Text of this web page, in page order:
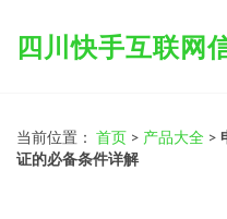
四川快手互联网
当前位置： 首页 > 产品大全 >
证的必备条件详解